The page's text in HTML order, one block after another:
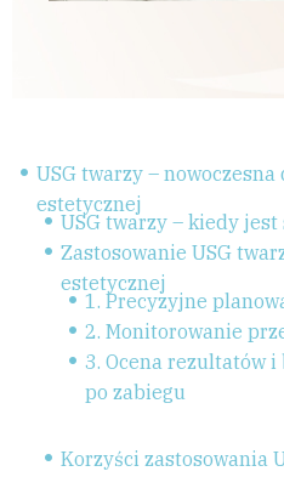
USG twarzy –
estetycznej
USG twarzy – kiedy jest
Zastosowanie USG
estetycznej
1. Precyzyjne
2. Monitorowanie
3. Ocena rezultatów
po zabiegu
Korzyści zastosowania